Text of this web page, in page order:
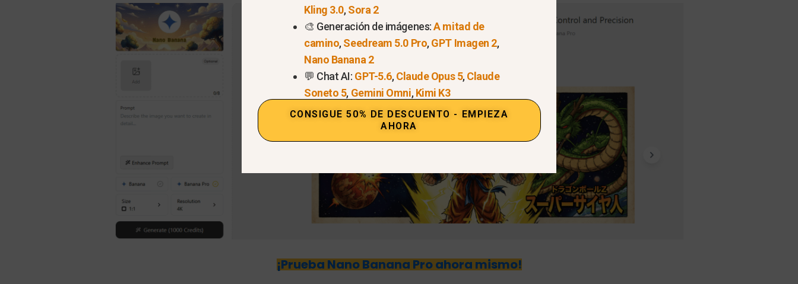
¡Prueba Nano Banana Pro ahora mismo!
Kling 3.0,Sora 2
🎨 Generación de imágenes:A mitad de
camino,Seedream 5.0 Pro,GPT Imagen 2,
Nano Banana 2
💬 Chat AI: GPT-5.6,Claude Opus 5,Claude
Soneto 5, Gemini Omni,Kimi K3
CONSIGUE 50% DE DESCUENTO - EMPIEZA
AHORA